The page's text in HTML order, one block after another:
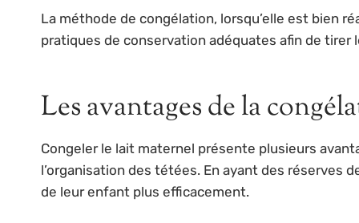
La méthode de congélation, lorsqu’elle est bien
pratiques de conservation adéquates afin de tirer
Les avantages de la
Congeler le lait maternel présente plusieurs
l’organisation des tétées. En ayant des réserves
de leur enfant plus efficacement.